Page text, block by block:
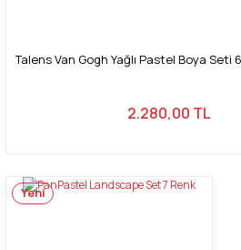
Talens Van Gogh Yağlı Pastel Boya Seti
2.280,00 TL
Yeni